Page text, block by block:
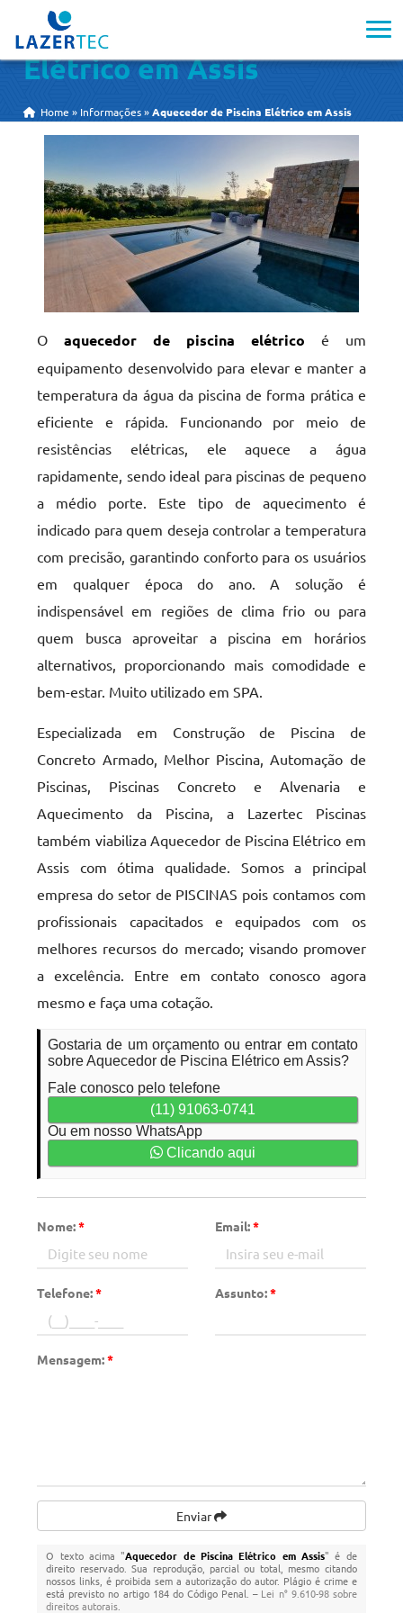
Aquecedor de Piscina
Elétrico em Assis
Home » Informações »Aquecedor de Piscina Elétrico em Assis
Oaquecedor de piscina elétrico é um
equipamento desenvolvido para elevar e manter a
temperatura da água da piscina de forma prática e
eficiente e rápida. Funcionando por meio de
resistências elétricas, ele aquece a água
rapidamente, sendo ideal para piscinas de pequeno
a médio porte. Este tipo de aquecimento é
indicado para quem deseja controlar a temperatura
com precisão, garantindo conforto para os usuários
em qualquer época do ano. A solução é
indispensável em regiões de clima frio ou para
quem busca aproveitar a piscina em horários
alternativos, proporcionando mais comodidade e
bem-estar. Muito utilizado em SPA.
Especializada em Construção de Piscina de
Concreto Armado, Melhor Piscina, Automação de
Piscinas, Piscinas Concreto e Alvenaria e
Aquecimento da Piscina, a Lazertec Piscinas
também viabiliza Aquecedor de Piscina Elétrico em
Assis com ótima qualidade. Somos a principal
empresa do setor de PISCINAS pois contamos com
profissionais capacitados e equipados com os
melhores recursos do mercado; visando promover
a excelência. Entre em contato conosco agora
mesmo e faça uma cotação.
Gostaria de um orçamento ou entrar em contato
sobre Aquecedor de Piscina Elétrico em Assis?
Fale conosco pelo telefone
(11) 91063-0741
Ou em nosso WhatsApp
Clicando aqui
Nome:* Email:*
Telefone:* Assunto:*
Mensagem:*
Enviar
O texto acima "Aquecedor de Piscina Elétrico em Assis" é de
direito reservado. Sua reprodução, parcial ou total, mesmo citando
nossos links, é proibida sem a autorização do autor. Plágio é crime e
está previsto no artigo 184 do Código Penal. – Lei n° 9.610-98 sobre
direitos autorais